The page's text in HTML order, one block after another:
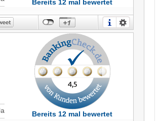
Bereits 12 mal bewertet
Bereits 12 mal bewertet